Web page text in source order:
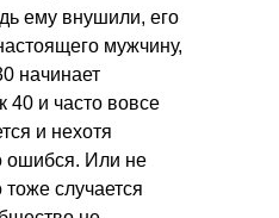
ему внушили, его
мужчину,
начинает
40 и часто вовсе
и нехотя
ошибся. Или не
тоже случается